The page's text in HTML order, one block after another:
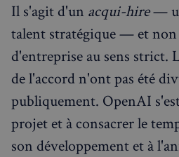
Il s'agit d'un acqui-hire—
talent stratégique — et
d'entreprise au sens strict.
de l'accord n'ont pas été
publiquement. OpenAI
projet et à consacrer le
son développement et à